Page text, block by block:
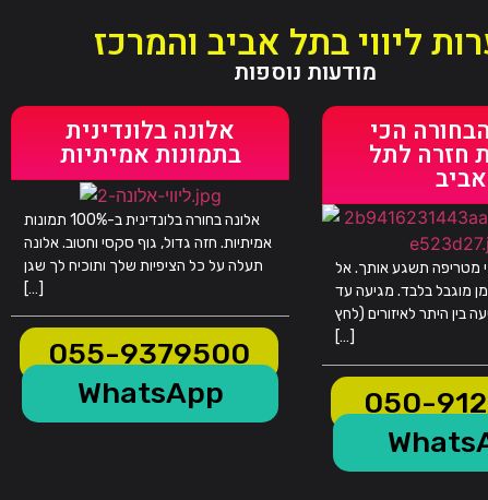
ליווי בתל אביב והמרכז
מודעות נוספות
אלונה בלונדינית
בתמונות אמיתיות
אלונה בחורה בלונדינית ב-100% תמונות
אמיתיות. חזה גדול, גוף סקסי וחטוב. אלונה
תעלה על כל הציפיות שלך ותוכיח לך שגן
[…]
055-9379500
WhatsApp
הכי
חזרה לתל
אביב
מטריפה תשגע אותך. אל
מוגבל בלבד. מגיעה עד
בין היתר לאיזורים (לחץ
[…]
050-